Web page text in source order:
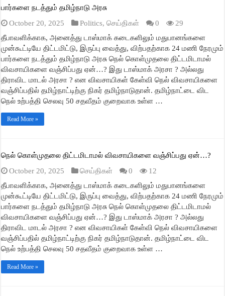
பார்களை நடத்தும் தமிழ்நாடு அரசு
October 20, 2025
Politics,செய்திகள் 0
29
தீபாவளிக்காக, அனைத்து டாஸ்மாக் கடைகளிலும் மதுபானங்களை
முன்கூட்டியே திட்டமிட்டு, இருப்பு வைத்து, விற்பதற்காக 24 மணி நேரமும்
பார்களை நடத்தும் தமிழ்நாடு அரசு நெல் கொள்முதலை திட்டமிடாமல்
விவசாயிகளை வஞ்சிப்பது ஏன்…? இது டாஸ்மாக் அரசா ? அல்லது
திராவிட மாடல் அரசா ? என விவசாயிகள் கேள்வி நெல் விவசாயிகளை
வஞ்சிப்பதில் தமிழ்நாட்டிற்கு நிகர் தமிழ்நாடுதான். தமிழ்நாட்டை விட
நெல் உற்பத்தி செலவு 50 சதவீதம் குறைவாக உள்ள …
Read More »
நெல் கொள்முதலை திட்டமிடாமல் விவசாயிகளை வஞ்சிப்பது ஏன்…?
October 20, 2025
செய்திகள் 0
12
தீபாவளிக்காக, அனைத்து டாஸ்மாக் கடைகளிலும் மதுபானங்களை
முன்கூட்டியே திட்டமிட்டு, இருப்பு வைத்து, விற்பதற்காக 24 மணி நேரமும்
பார்களை நடத்தும் தமிழ்நாடு அரசு நெல் கொள்முதலை திட்டமிடாமல்
விவசாயிகளை வஞ்சிப்பது ஏன்…? இது டாஸ்மாக் அரசா ? அல்லது
திராவிட மாடல் அரசா ? என விவசாயிகள் கேள்வி நெல் விவசாயிகளை
வஞ்சிப்பதில் தமிழ்நாட்டிற்கு நிகர் தமிழ்நாடுதான். தமிழ்நாட்டை விட
நெல் உற்பத்தி செலவு 50 சதவீதம் குறைவாக உள்ள …
Read More »